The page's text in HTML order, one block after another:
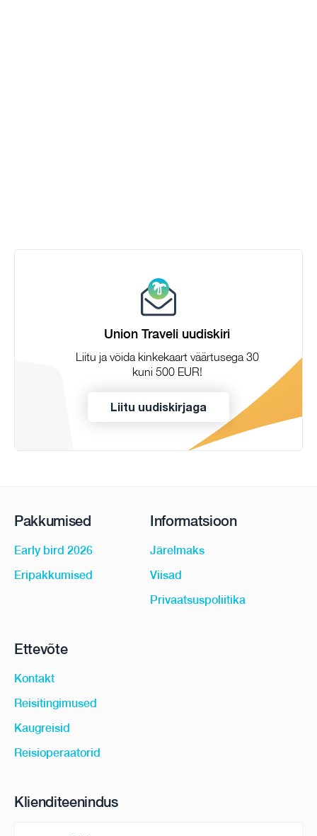
Union Traveli uudiskiri
Liitu ja võida kinkekaart väärtusega 30
kuni 500 EUR!
Liitu uudiskirjaga
Pakkumised
Early bird 2026
Eripakkumised
Informatsioon
Järelmaks
Viisad
Privaatsuspoliitika
Ettevõte
Kontakt
Reisitingimused
Kaugreisid
Reisioperaatorid
Klienditeenindus